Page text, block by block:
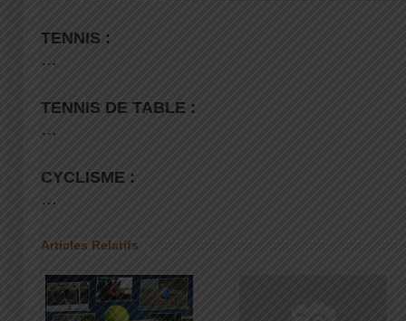
TENNIS :
…
TENNIS DE TABLE :
…
CYCLISME :
…
Articles Relatifs